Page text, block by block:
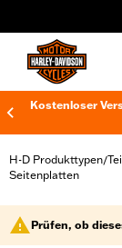
Kostenloser
H-D Produkttypen/
Seitenplatten
Prüfen, ob